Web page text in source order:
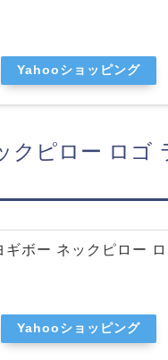
Yahooショッピング
クピロー ロゴ
ボー ネックピロー ロ
Yahooショッピング